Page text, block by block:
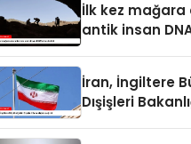
İlk kez mağara
antik insan
İran, İngiltere
Dışişleri